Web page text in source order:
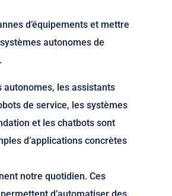
d’équipements et mettre
autonomes de
autonomes, les assistants
de service, les systèmes
et les chatbots sont
d’applications concrètes
notre quotidien. Ces
d’automatiser des